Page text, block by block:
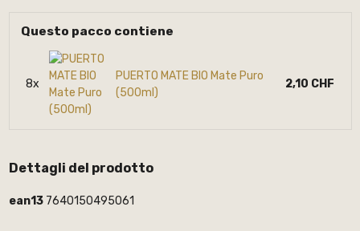
Questo pacco contiene
8x
PUERTO MATE BIO Mate Puro
(500ml)
2,10 CHF
Dettagli del prodotto
ean13 7640150495061